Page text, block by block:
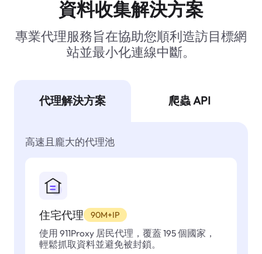
資料收集解決方案
專業代理服務旨在協助您順利造訪目標網
站並最小化連線中斷。
代理解決方案 爬蟲 API
高速且龐大的代理池
住宅代理 90M+IP
使用 911Proxy 居民代理，覆蓋 195 個國家，
輕鬆抓取資料並避免被封鎖。